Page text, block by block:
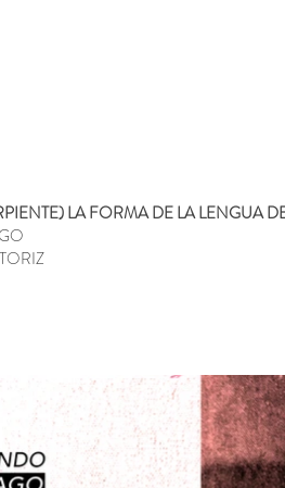
LA FORMA DE LA LENGUA